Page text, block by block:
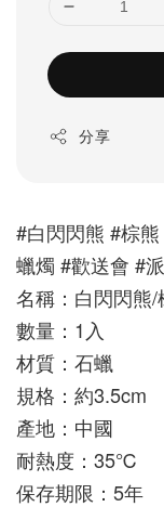
分享
#白閃閃熊 #棕
蠟燭 #歡送會 #
名稱：白閃閃熊/
數量：1入
材質：石蠟
規格：約3.5cm
產地：中國
耐熱度：35℃
保存期限：5年